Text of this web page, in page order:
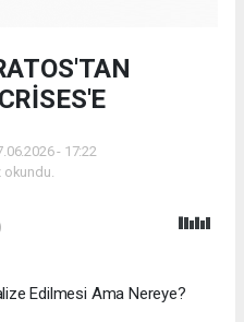
- 17:22
okundu.
Edilmesi Ama Nereye?